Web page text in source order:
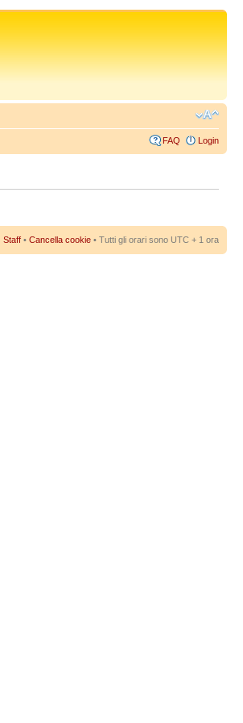
FAQ Login
Staff • Cancella cookie • Tutti gli orari sono UTC + 1 ora